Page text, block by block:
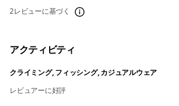
2レビューに基づく
アクティビティ
クライミング, フィッシング, カジュアルウェア
レビュアーに好評